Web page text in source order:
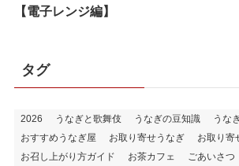
【電子レンジ編】
タグ
2026 うなぎと歌舞伎 うなぎの豆知識 うな
おすすめうなぎ屋
お取り寄せうなぎ
お取り寄
お召し上がり方ガイド
お茶カフェ ごあいさつ